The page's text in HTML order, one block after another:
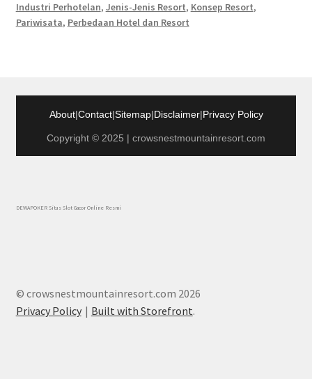
Industri Perhotelan, Jenis-Jenis Resort, Konsep Resort,
Pariwisata, Perbedaan Hotel dan Resort
About|Contact|Sitemap|Disclaimer|Privacy Policy
Copyright © 2025 | crowsnestmountainresort.com
DEWAPOKER Situs Slot Gacor Online Resmi
© crowsnestmountainresort.com 2026
Privacy Policy
Built with Storefront.